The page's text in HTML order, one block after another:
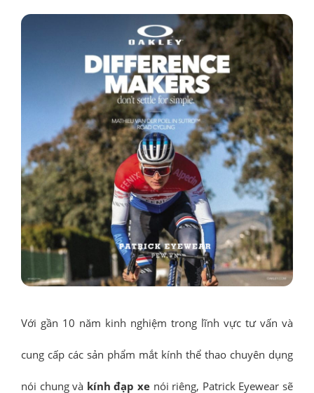
Với gần 10 năm kinh nghiệm trong lĩnh vực tư vấn và
cung cấp các sản phẩm mắt kính thể thao chuyên dụng
nói chung và kính đạp xe nói riêng, Patrick Eyewear sẽ